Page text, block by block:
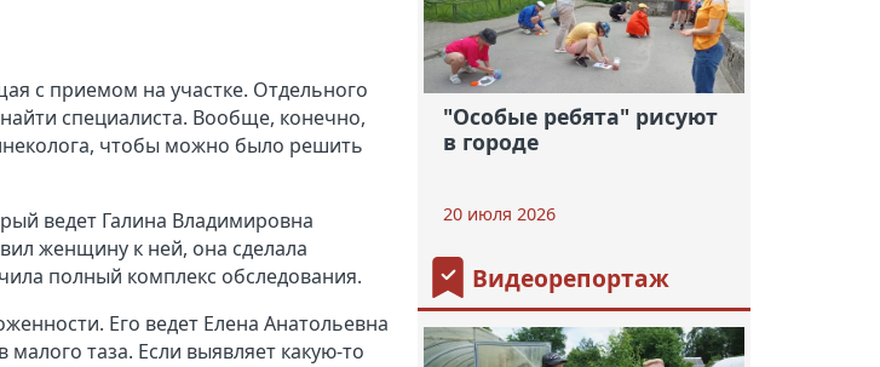
с приемом на участке. Отдельного
найти специалиста. Вообще, конечно,
чтобы можно было решить
ведет Галина Владимировна
женщину к ней, она сделала
полный комплекс обследования.
Его ведет Елена Анатольевна
таза. Если выявляет какую-то
"Особые ребята" рисуют
в городе
20 июля 2026
Видеорепортаж